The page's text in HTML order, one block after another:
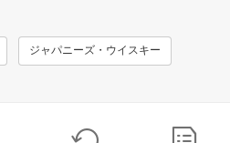
ジャパニーズ・ウイスキー